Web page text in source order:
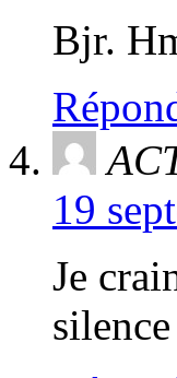
Bjr.
19
Je